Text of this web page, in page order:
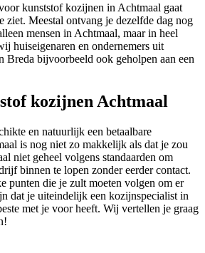
kunststof kozijnen in Achtmaal gaat
ziet. Meestal ontvang je dezelfde dag nog
mensen in Achtmaal, maar in heel
huiseigenaren en ondernemers uit
Breda bijvoorbeeld ook geholpen aan een
kozijnen Achtmaal
en natuurlijk een betaalbare
is nog niet zo makkelijk als dat je zou
niet geheel volgens standaarden om
binnen te lopen zonder eerder contact.
punten die je zult moeten volgen om er
dat je uiteindelijk een kozijnspecialist in
met je voor heeft. Wij vertellen je graag